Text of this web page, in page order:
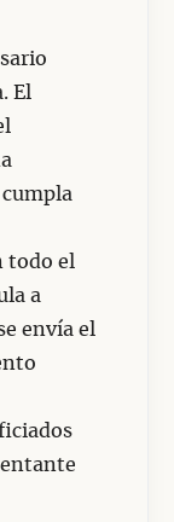
El
todo el
a
envía el